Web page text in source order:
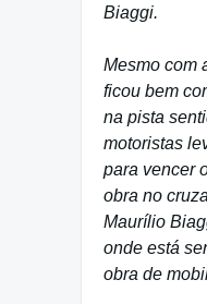
Biaggi.
Mesmo com
ficou bem
na pista
motoristas
para vencer
obra no
Maurílio
onde está
obra de